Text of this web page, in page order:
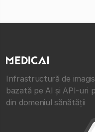
Infrastructură de
bazată pe AI și API-uri
din domeniul sănătății